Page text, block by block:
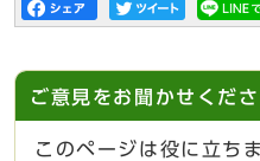
ご意見をお聞かせくだ
このページは役に立ち